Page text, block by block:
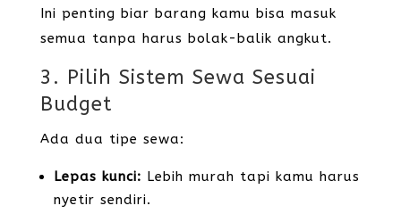
Ini penting biar barang kamu bisa masuk
semua tanpa harus bolak-balik angkut.
3. Pilih Sistem Sewa Sesuai
Budget
Ada dua tipe sewa:
Lepas kunci: Lebih murah tapi kamu harus
nyetir sendiri.